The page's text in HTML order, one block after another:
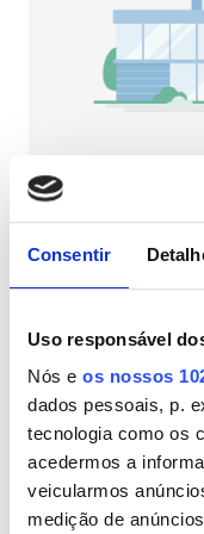
Consentir
Uso responsável
Nós e os nossos
dados pessoais, p.
tecnologia como os
acedermos a
veicularmos
medição de
Pacientes com
Pacientes
Refeições
Wi-Fi Gratuito
Ecrãs de
Transferência
NephroPlus at
Mathura, Índia
2,99 km do centro da
Refeições Wi-
Diálise HD 79 €
Diálise HDF 89 €